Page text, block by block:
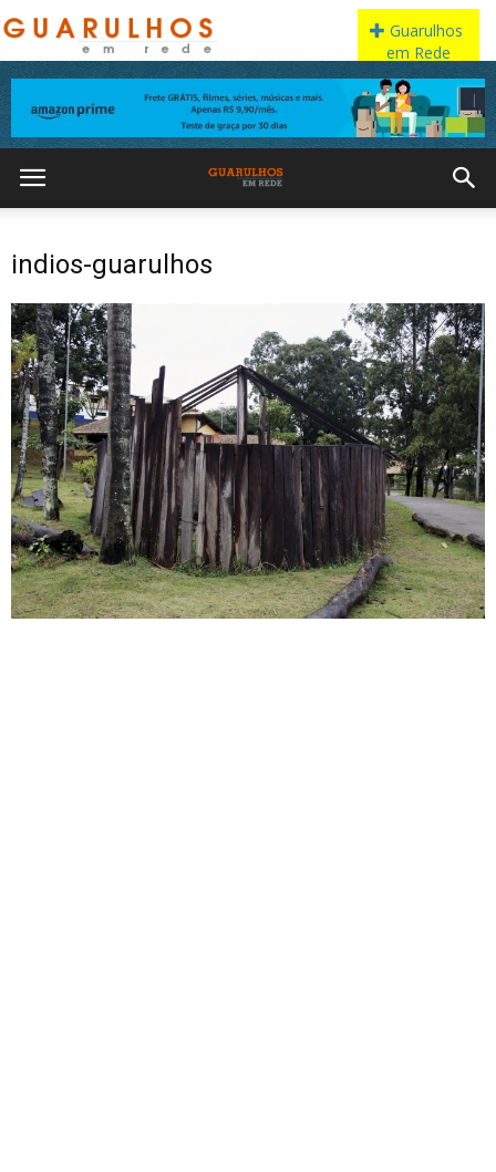
indios-guarulhos